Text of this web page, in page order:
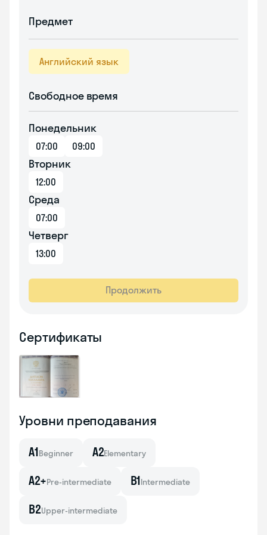
Предмет
Английский язык
Свободное время
Понедельник
07:00 09:00
Вторник
12:00
Среда
07:00
Четверг
13:00
Продолжить
Сертификаты
Уровни преподавания
A1Beginner A2Elementary
A2+Pre-intermediate B1Intermediate
B2Upper-intermediate